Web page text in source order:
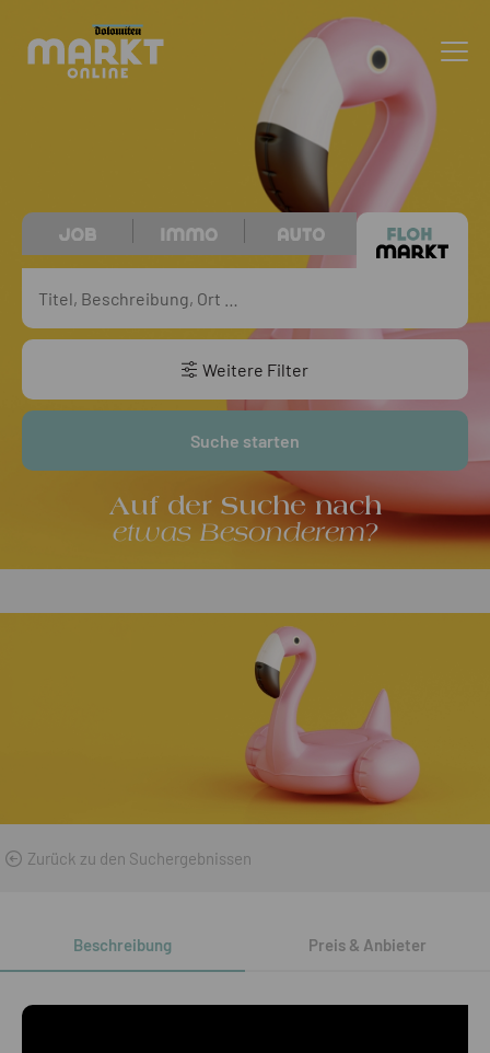
Auf der Suche nach
etwas Besonderem?
Weitere Filter
Suche starten
Zurück zu den Suchergebnissen
Beschreibung Preis & Anbieter